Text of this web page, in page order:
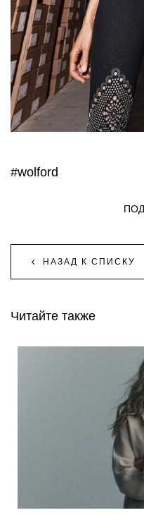
#wolford
НАЗАД К СПИСКУ
Читайте также